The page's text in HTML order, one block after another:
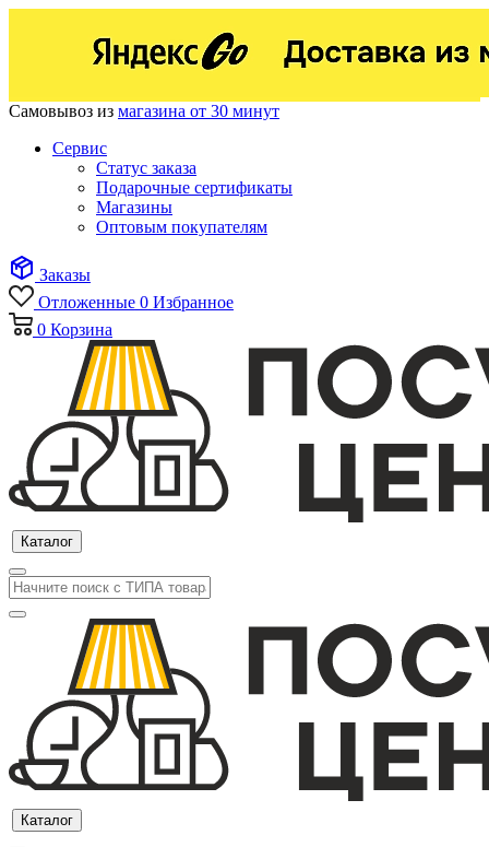
Самовывоз из магазина от 30 минут
Сервис
Статус заказа
Подарочные сертификаты
Магазины
Оптовым покупателям
Заказы
Отложенные 0 Избранное
0 Корзина
Каталог
Каталог